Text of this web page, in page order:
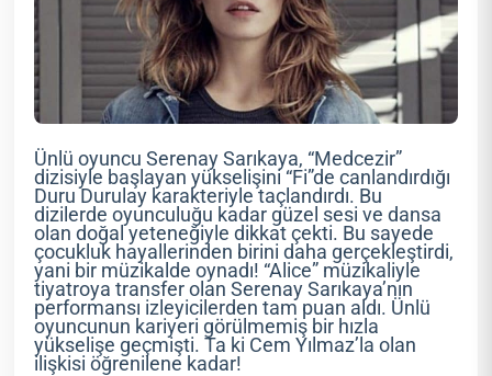
Ünlü oyuncu Serenay Sarıkaya, “Medcezir”
dizisiyle başlayan yükselişini “Fi”de canlandırdığı
Duru Durulay karakteriyle taçlandırdı. Bu
dizilerde oyunculuğu kadar güzel sesi ve dansa
olan doğal yeteneğiyle dikkat çekti. Bu sayede
çocukluk hayallerinden birini daha gerçekleştirdi,
yani bir müzikalde oynadı! “Alice” müzikaliyle
tiyatroya transfer olan Serenay Sarıkaya’nın
performansı izleyicilerden tam puan aldı. Ünlü
oyuncunun kariyeri görülmemiş bir hızla
yükselişe geçmişti. Ta ki Cem Yılmaz’la olan
ilişkisi öğrenilene kadar!